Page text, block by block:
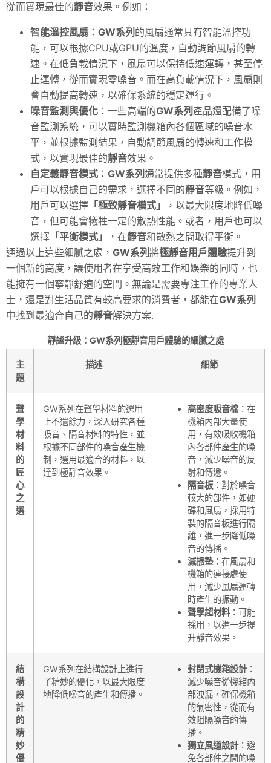
從而實現最佳的靜音效果。例如：
智能溫控風扇 ： GW系列 的風扇通常具有智能溫控功
能，可以根據CPU或GPU的溫度，自動調節風扇的轉
速。在低負載情況下，風扇可以保持低速運轉，甚至停
止運轉，從而實現零噪音。而在高負載情況下，風扇則
會自動提高轉速，以確保系統的穩定運行。
噪音監測與優化 ：一些高端的GW系列 產品還配備了噪
音監測系統，可以實時監測機箱內各個區域的噪音水
平，並根據監測結果，自動調節風扇的轉速和工作模
式，以實現最佳的靜音效果。
自定義靜音模式 ： GW系列 通常提供多種靜音模式，用
戶可以根據自己的需求，選擇不同的靜音等級。例如，
用戶可以選擇 「極致靜音模式」
，以最大限度地降低噪
音，但可能會犧牲一定的散熱性能。或者，用戶也可以
選擇 「平衡模式」 ，在靜音和散熱之間取得平衡。
通過以上這些細膩之處， GW系列 將極靜音用戶體驗提升到
一個新的高度，讓使用者在享受高效工作和娛樂的同時，也
能擁有一個寧靜舒適的空間。無論是需要專注工作的專業人
士，還是對生活品質有較高要求的消費者，都能在GW系列
中找到最適合自己的靜音解決方案.
靜謐升級：GW系列極靜音用戶體驗的細膩之處
主
題
描述 細節
聲
學
材
料
的
匠
心
之
選
GW系列在聲學材料的選用
上不遺餘力，深入研究各種
吸音、隔音材料的特性，並
根據不同部件的噪音產生機
制，選用最適合的材料，以
達到極靜音效果。
高密度吸音棉 ：在
機箱內部大量使
用，有效吸收機箱
內各部件產生的噪
音，減少噪音的反
射和傳遞。
隔音板：對於噪音
較大的部件，如硬
碟和風扇，採用特
製的隔音板進行隔
離，進一步降低噪
音的傳播。
減振墊：在風扇和
機箱的連接處使
用，減少風扇運轉
時產生的振動。
聲學超材料：可能
採用，以進一步提
升靜音效果。
結
構
設
計
的
精
妙
優
GW系列在結構設計上進行
了精妙的優化，以最大限度
地降低噪音的產生和傳播。
封閉式機箱設計：
減少噪音從機箱內
部洩漏，確保機箱
的氣密性，從而有
效阻隔噪音的傳
播。
獨立風道設計：避
免各部件之間的噪